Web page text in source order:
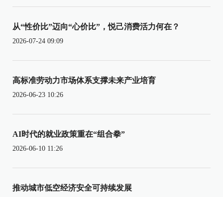
从“性价比”迈向“心价比”，悦己消费活力何在？
2026-07-24 09:09
高标准劳动力市场体系支撑未来产业培育
2026-06-23 10:26
AI时代的就业政策重在“组合拳”
2026-06-10 11:26
推动城市低空经济安全可持续发展